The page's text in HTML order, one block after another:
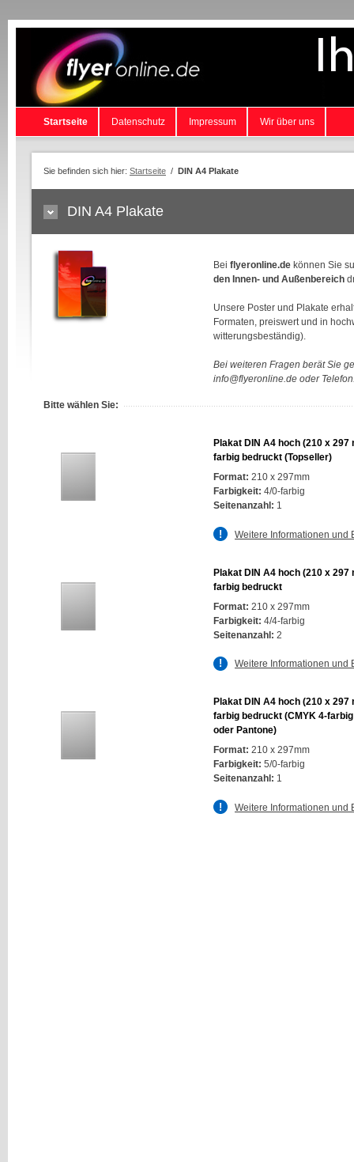
Startseite Datenschutz Impressum Wir über uns
Sie befinden sich hier: Startseite / DIN A4 Plakate
DIN A4 Plakate
Bei flyeronline.de können Sie
den Innen- und Außenbereich
Unsere Poster und Plakate
Formaten, preiswert und in
witterungsbeständig).
Bei weiteren Fragen berät Sie
info@flyeronline.de oder
Bitte wählen Sie:
Plakat DIN A4 hoch (210 x 297
farbig bedruckt (Topseller)
Format: 210 x 297mm
Farbigkeit: 4/0-farbig
Seitenanzahl: 1
Weitere Informationen und
Plakat DIN A4 hoch (210 x 297
farbig bedruckt
Format: 210 x 297mm
Farbigkeit: 4/4-farbig
Seitenanzahl: 2
Weitere Informationen und
Plakat DIN A4 hoch (210 x 297
farbig bedruckt (CMYK 4-
oder Pantone)
Format: 210 x 297mm
Farbigkeit: 5/0-farbig
Seitenanzahl: 1
Weitere Informationen und